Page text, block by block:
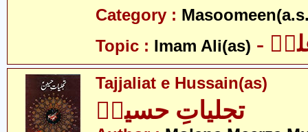
Category :
Topic : Imam Ali(as)
Tajjaliat e Hussain(as)
تجلیاتِ حسینؑ